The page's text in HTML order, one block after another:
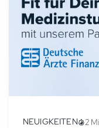
NEUIGKEITEN 2